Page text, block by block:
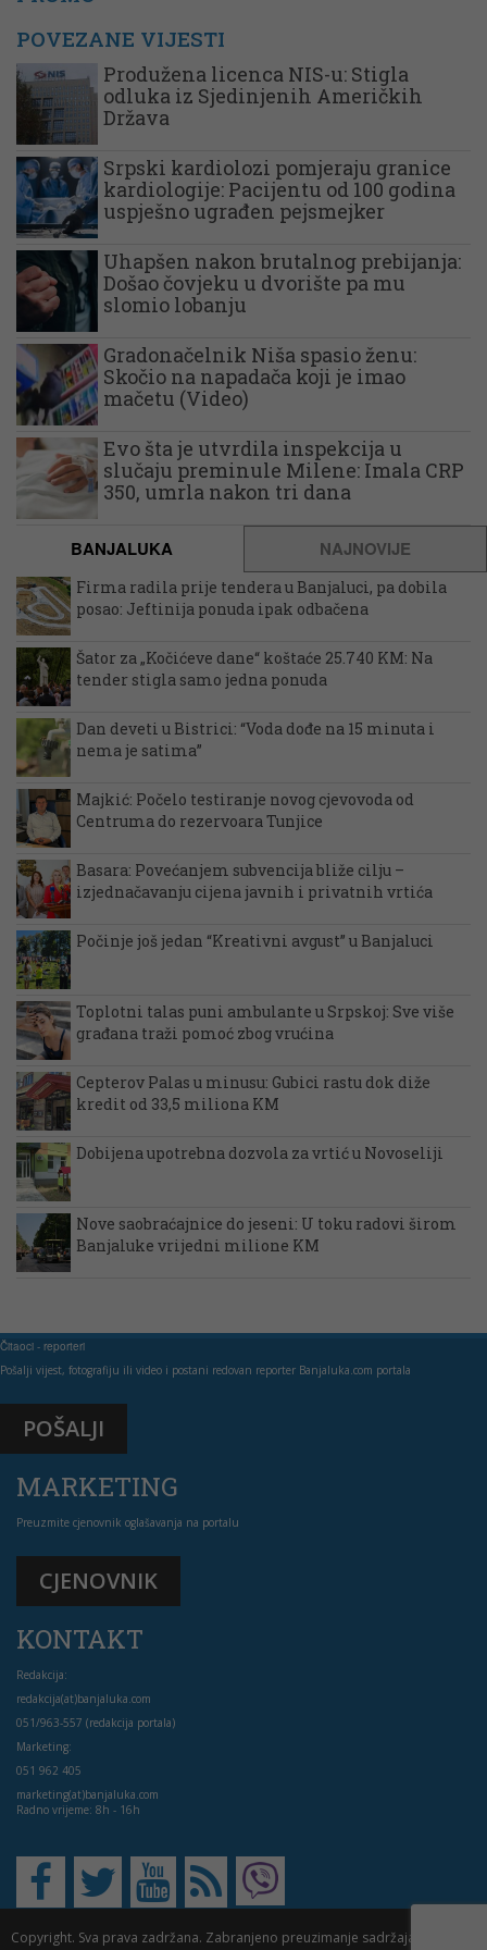
POVEZANE VIJESTI
Produžena licenca NIS-u: Stigla
odluka iz Sjedinjenih Američkih
Država
Srpski kardiolozi pomjeraju granice
kardiologije: Pacijentu od 100 godina
uspješno ugrađen pejsmejker
Uhapšen nakon brutalnog prebijanja:
Došao čovjeku u dvorište pa mu
slomio lobanju
Gradonačelnik Niša spasio ženu:
Skočio na napadača koji je imao
mačetu (Video)
Evo šta je utvrdila inspekcija u
slučaju preminule Milene: Imala CRP
350, umrla nakon tri dana
BANJALUKA NAJNOVIJE
Firma radila prije tendera u Banjaluci, pa dobila
posao: Jeftinija ponuda ipak odbačena
Šator za „Kočićeve dane“ koštaće 25.740 KM: Na
tender stigla samo jedna ponuda
Dan deveti u Bistrici: “Voda dođe na 15 minuta i
nema je satima”
Majkić: Počelo testiranje novog cjevovoda od
Centruma do rezervoara Tunjice
Basara: Povećanjem subvencija bliže cilju –
izjednačavanju cijena javnih i privatnih vrtića
Počinje još jedan “Kreativni avgust” u Banjaluci
Toplotni talas puni ambulante u Srpskoj: Sve više
građana traži pomoć zbog vrućina
Cepterov Palas u minusu: Gubici rastu dok diže
kredit od 33,5 miliona KM
Dobijena upotrebna dozvola za vrtić u Novoseliji
Nove saobraćajnice do jeseni: U toku radovi širom
Banjaluke vrijedni milione KM
Čitaoci - reporteri
Pošalji vijest, fotografiju ili video i postani redovan reporter Banjaluka.com portala
POŠALJI
MARKETING
Preuzmite cjenovnik oglašavanja na portalu
CJENOVNIK
KONTAKT
Redakcija:
redakcija(at)banjaluka.com
051/963-557 (redakcija portala)
Marketing:
051 962 405
marketing(at)banjaluka.com
Radno vrijeme: 8h - 16h
Copyright. Sva prava zadržana. Zabranjeno preuzimanje sadržaja bez